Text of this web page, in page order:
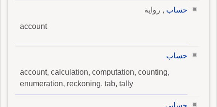
حساب , رواية
account
حساب
account, calculation, computation, counting,
enumeration, reckoning, tab, tally